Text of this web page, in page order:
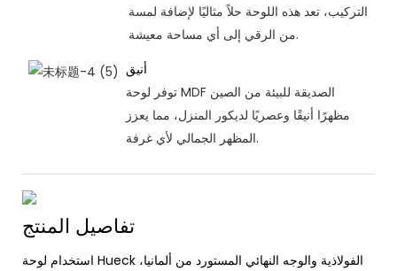
التركيب، تعد هذه اللوحة حلاً مثاليًا لإضافة لمسة
من الرقي إلى أي مساحة معيشة.
أنيق
توفر لوحة MDF الصديقة للبيئة من الصين
مظهرًا أنيقًا وعصريًا لديكور المنزل، مما يعزز
المظهر الجمالي لأي غرفة.
تفاصيل المنتج
استخدام لوحة Hueck الفولاذية والوجه النهائي المستورد من ألمانيا،